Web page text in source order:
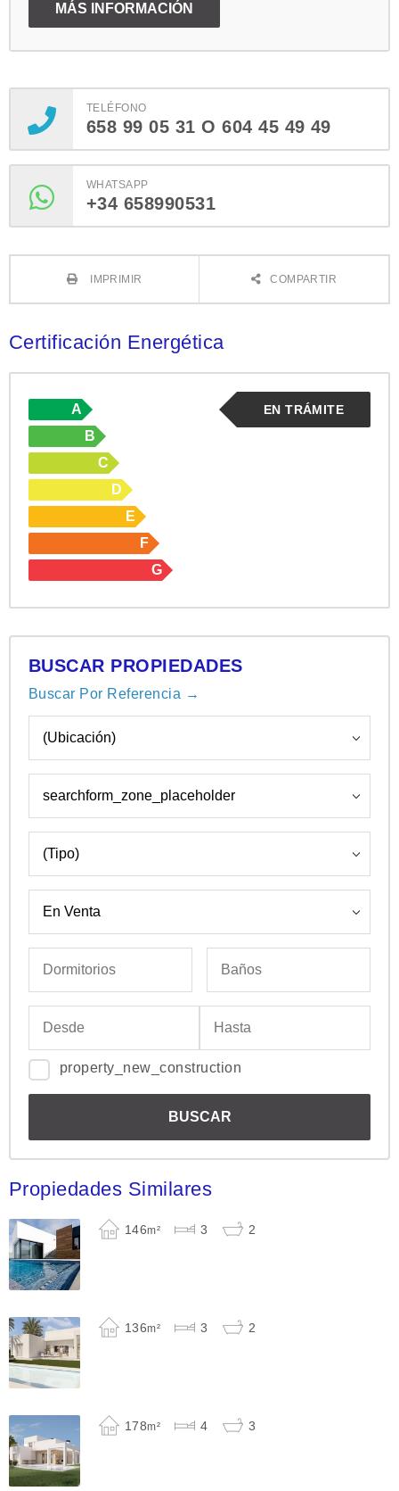
TELÉFONO
658 99 05 31 O 604 45 49 49
WHATSAPP
+34 658990531
IMPRIMIR COMPARTIR
Certificación Energética
EN TRÁMITE
A
B
C
D
E
F
G
BUSCAR PROPIEDADES
Buscar Por Referencia →
property_new_construction
Propiedades Similares
146m² 3 2
136m² 3 2
178m² 4 3